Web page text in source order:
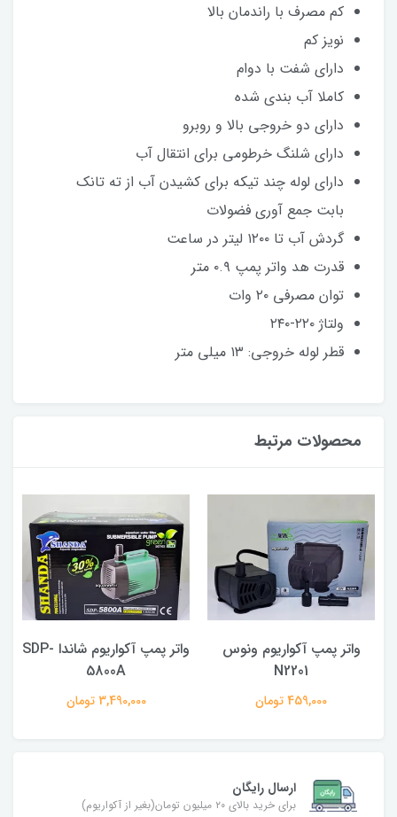
کم مصرف با راندمان بالا
نویز کم
دارای شفت با دوام
کاملا آب بندی شده
دارای دو خروجی بالا و روبرو
دارای شلنگ خرطومی برای انتقال آب
دارای لوله چند تیکه برای کشیدن آب از ته تانک
بابت جمع آوری فضولات
گردش آب تا ۱۲۰۰ لیتر در ساعت
قدرت هد واتر پمپ ۰.۹ متر
توان مصرفی ۲۰ وات
ولتاژ ۲۲۰-۲۴۰
قطر لوله خروجی: ۱۳ میلی متر
محصولات مرتبط
واتر پمپ آکواریوم ونوس
N2201
459,000 تومان
واتر پمپ آکواریوم شاندا SDP-
5800A
3,490,000 تومان
ارسال رایگان
برای خرید بالای ۲۰ میلیون تومان(بغیر از آکواریوم)